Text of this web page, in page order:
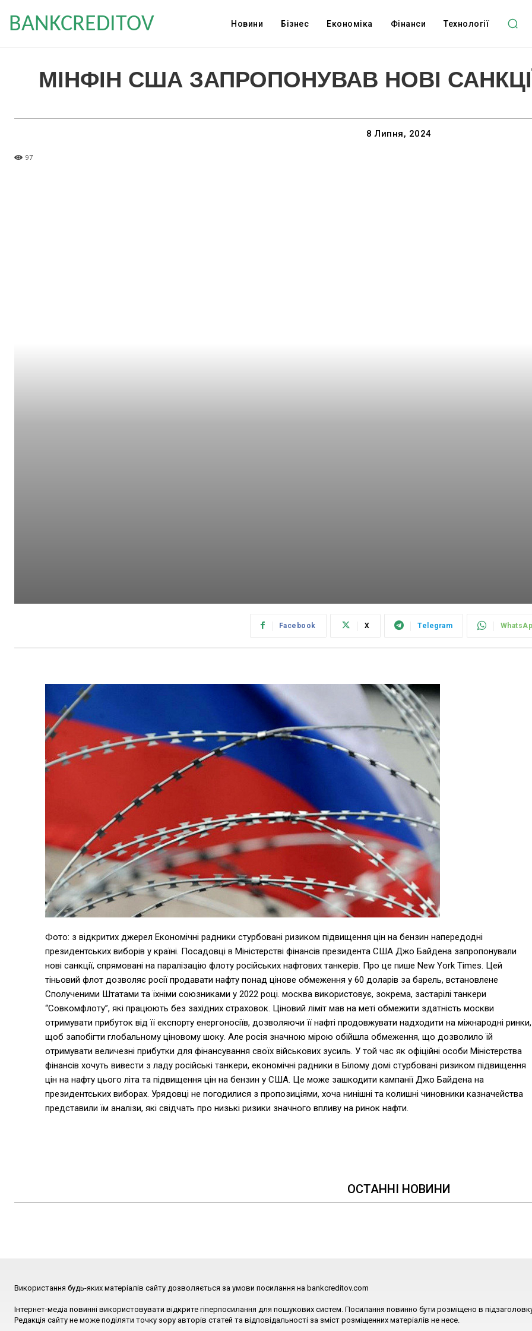
BANKCREDITOV Новини Бізнес Економіка Фінанси Технології
МІНФІН США ЗАПРОПОНУВАВ НОВІ
8 Липня, 2024
97
Facebook X Telegram
Фото: з відкритих джерел Економічні радники стурбовані ризиком підвищення цін на бензин напередодні
президентських виборів у країні. Посадовці в Міністерстві фінансів президента США Джо Байдена запропонували
нові санкції, спрямовані на паралізацію флоту російських нафтових танкерів. Про це пише New York Times. Цей
тіньовий флот дозволяє росії продавати нафту понад цінове обмеження у 60 доларів за барель, встановлене
Сполученими Штатами та їхніми союзниками у 2022 році. москва використовує, зокрема, застарілі танкери
“Совкомфлоту”, які працюють без західних страховок. Ціновий ліміт мав на меті обмежити здатність москви
отримувати прибуток від її експорту енергоносіїв, дозволяючи її нафті продовжувати надходити на міжнародні ринки,
щоб запобігти глобальному ціновому шоку. Але росія значною мірою обійшла обмеження, що дозволило їй
отримувати величезні прибутки для фінансування своїх військових зусиль. У той час як офіційні особи Міністерства
фінансів хочуть вивести з ладу російські танкери, економічні радники в Білому домі стурбовані ризиком підвищення
цін на нафту цього літа та підвищення цін на бензин у США. Це може зашкодити кампанії Джо Байдена на
президентських виборах. Урядовці не погодилися з пропозиціями, хоча нинішні та колишні чиновники казначейства
представили їм аналізи, які свідчать про низькі ризики значного впливу на ринок нафти.
ОСТАННІ НОВИНИ
Використання будь-яких матеріалів сайту дозволяється за умови посилання на bankcreditov.com
Інтернет-медіа повинні використовувати відкрите гіперпосилання для пошукових систем. Посилання повинно бути розміщено в
Редакція сайту не може поділяти точку зору авторів статей та відповідальності за зміст розміщенних матеріалів не несе.